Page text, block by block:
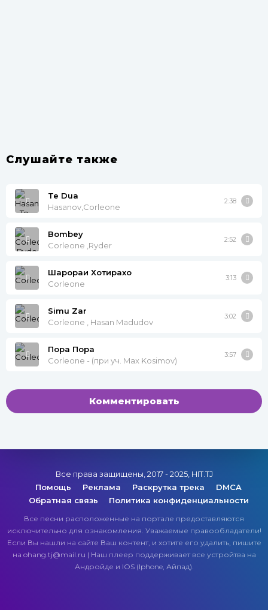
Слушайте также
Te Dua
Hasanov,Corleone
2:38
Bombey
Corleone ,Ryder
2:52
Шарораи Хотирахо
Corleone
3:13
Simu Zar
Corleone , Hasan Madudov
3:02
Пора Пора
Corleone - (при уч. Max Kosimov)
3:57
Комментировать
Все права защищены, 2017 - 2025, HIT.TJ
Помощь
Реклама Раскрутка трека
DMCA
Обратная связь
Политика конфиденциальности
Все песни расположенные на портале предоставляются
исключительно для ознакомления. Уважаемые правообладатели!
Если Вы нашли на сайте Ваш контент, и хотите его удалить, пишите
на ohang.tj@mail.ru | Наш плеер поддерживает все устройтва на
Андройде и IOS (Iphone, Айпад).